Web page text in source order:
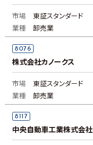
市場
東証スタンダード
業種
卸売業
8076
株式会社カノークス
市場
東証スタンダード
業種
卸売業
8117
中央自動車工業株式会社